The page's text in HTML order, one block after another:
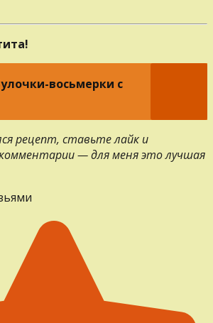
восьмерки с
рецепт, ставьте лайк и
— для меня это лучшая